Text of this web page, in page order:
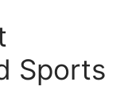
Sports